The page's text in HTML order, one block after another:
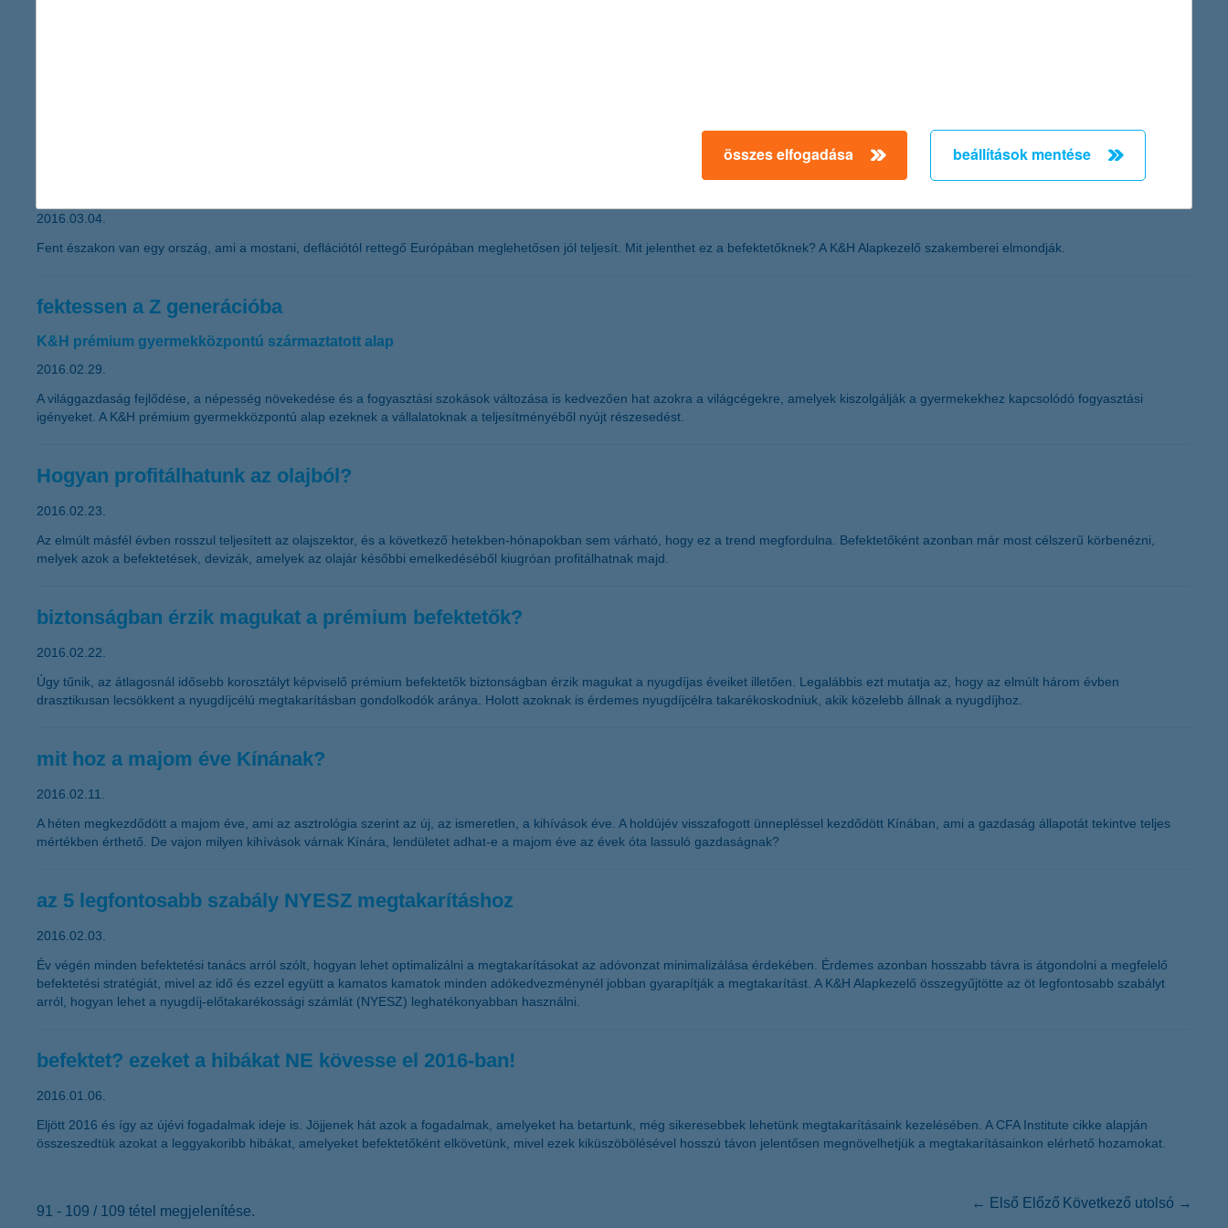
2016.03.04.
Fent északon van egy ország, ami a mostani, deflációtól rettegő Európában meglehetősen jól teljesít. Mit jelenthet ez a befektetőknek? A K&H Alapkezelő szakemberei elmondják.
fektessen a Z generációba
K&H prémium gyermekközpontú származtatott alap
2016.02.29.
A világgazdaság fejlődése, a népesség növekedése és a fogyasztási szokások változása is kedvezően hat azokra a világcégekre, amelyek kiszolgálják a gyermekekhez kapcsolódó fogyasztási
igényeket. A K&H prémium gyermekközpontú alap ezeknek a vállalatoknak a teljesítményéből nyújt részesedést.
Hogyan profitálhatunk az olajból?
2016.02.23.
Az elmúlt másfél évben rosszul teljesített az olajszektor, és a következő hetekben-hónapokban sem várható, hogy ez a trend megfordulna. Befektetőként azonban már most célszerű körbenézni,
melyek azok a befektetések, devizák, amelyek az olajár későbbi emelkedéséből kiugróan profitálhatnak majd.
biztonságban érzik magukat a prémium befektetők?
2016.02.22.
Úgy tűnik, az átlagosnál idősebb korosztályt képviselő prémium befektetők biztonságban érzik magukat a nyugdíjas éveiket illetően. Legalábbis ezt mutatja az, hogy az elmúlt három évben
drasztikusan lecsökkent a nyugdíjcélú megtakarításban gondolkodók aránya. Holott azoknak is érdemes nyugdíjcélra takarékoskodniuk, akik közelebb állnak a nyugdíjhoz.
mit hoz a majom éve Kínának?
2016.02.11.
A héten megkezdődött a majom éve, ami az asztrológia szerint az új, az ismeretlen, a kihívások éve. A holdújév visszafogott ünnepléssel kezdődött Kínában, ami a gazdaság állapotát tekintve teljes
mértékben érthető. De vajon milyen kihívások várnak Kínára, lendületet adhat-e a majom éve az évek óta lassuló gazdaságnak?
az 5 legfontosabb szabály NYESZ megtakarításhoz
2016.02.03.
Év végén minden befektetési tanács arról szólt, hogyan lehet optimalizálni a megtakarításokat az adóvonzat minimalizálása érdekében. Érdemes azonban hosszabb távra is átgondolni a megfelelő
befektetési stratégiát, mivel az idő és ezzel együtt a kamatos kamatok minden adókedvezménynél jobban gyarapítják a megtakarítást. A K&H Alapkezelő összegyűjtötte az öt legfontosabb szabályt
arról, hogyan lehet a nyugdíj-előtakarékossági számlát (NYESZ) leghatékonyabban használni.
befektet? ezeket a hibákat NE kövesse el 2016-ban!
2016.01.06.
Eljött 2016 és így az újévi fogadalmak ideje is. Jöjjenek hát azok a fogadalmak, amelyeket ha betartunk, még sikeresebbek lehetünk megtakarításaink kezelésében. A CFA Institute cikke alapján
összeszedtük azokat a leggyakoribb hibákat, amelyeket befektetőként elkövetünk, mivel ezek kiküszöbölésével hosszú távon jelentősen megnövelhetjük a megtakarításainkon elérhető hozamokat.
91 - 109 / 109 tétel megjelenítése.
← Első Előző Következő utolsó →
összes elfogadása beállítások mentése